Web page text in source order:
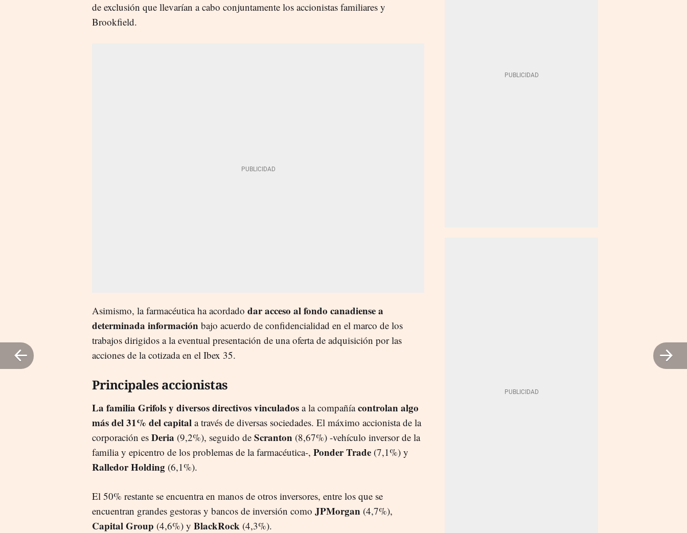
de exclusión que llevarían a cabo conjuntamente los accionistas familiares y
Brookfield.
Asimismo, la farmacéutica ha acordado dar acceso al fondo canadiense a
determinada información bajo acuerdo de confidencialidad en el marco de los
trabajos dirigidos a la eventual presentación de una oferta de adquisición por las
acciones de la cotizada en el Ibex 35.
Principales accionistas
La familia Grifols y diversos directivos vinculados a la compañíacontrolan algo
más del 31% del capital a través de diversas sociedades. El máximo accionista de la
corporación es Deria (9,2%), seguido de Scranton (8,67%) -vehículo inversor de la
familia y epicentro de los problemas de la farmacéutica-, Ponder Trade (7,1%) y
Ralledor Holding (6,1%).
El 50% restante se encuentra en manos de otros inversores, entre los que se
encuentran grandes gestoras y bancos de inversión como JPMorgan (4,7%),
Capital Group (4,6%) y BlackRock (4,3%).